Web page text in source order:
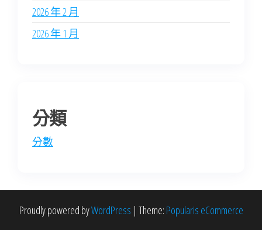
2026 年 2 月
2026 年 1 月
分類
分數
Proudly powered byWordPress | Theme: Popularis eCommerce